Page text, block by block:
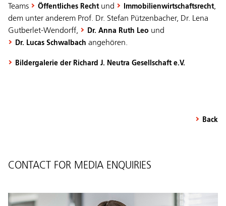
Teams
Öffentliches Rechtund Immobilienwirtschaftsrecht,
dem unter anderem Prof. Dr. Stefan Pützenbacher, Dr. Lena
Gutberlet-Wendorff,
Dr. Anna Ruth Leo und
Dr. Lucas Schwalbach angehören.
Bildergalerie der Richard J. Neutra Gesellschaft e.V.
Back
CONTACT FOR MEDIA ENQUIRIES